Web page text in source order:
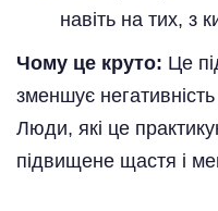
навіть на тих, з
Чому це круто: Це
зменшує
Люди, які це
підвищене щастя і